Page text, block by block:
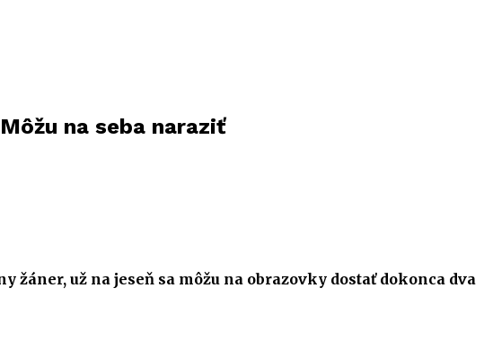
na seba naraziť
žáner, už na jeseň sa môžu na obrazovky dostaťdokonca dva